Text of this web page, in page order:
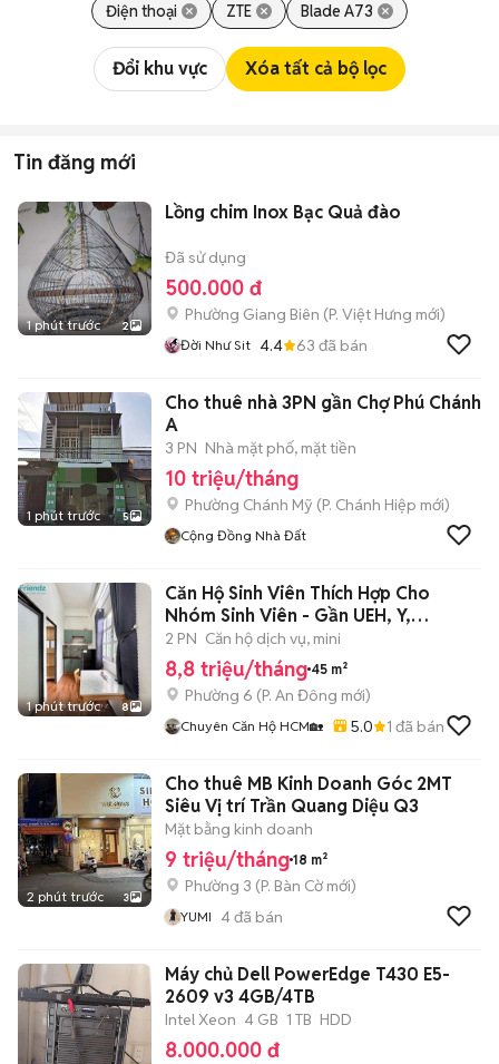
Điện thoại ZTE Blade A73
Đổi khu vực Xóa tất cả bộ lọc
Tin đăng mới
1 phút trước 2
Lồng chim Inox Bạc Quả đào
Đã sử dụng
500.000 đ
Phường Giang Biên (P. Việt Hưng mới)
Đời Như Sit 4.4 63 đã bán
1 phút trước 5
Cho thuê nhà 3PN gần Chợ Phú Chánh
A
3 PN Nhà mặt phố, mặt tiền
10 triệu/tháng
Phường Chánh Mỹ (P. Chánh Hiệp mới)
Cộng Đồng Nhà Đất
1 phút trước 8
Căn Hộ Sinh Viên Thích Hợp Cho
Nhóm Sinh Viên - Gần UEH, Y,
SGU,KHTN
2 PN Căn hộ dịch vụ, mini
8,8 triệu/tháng 45 m²
Phường 6 (P. An Đông mới)
Chuyên Căn Hộ HCM🏡 5.0 1 đã bán
2 phút trước 3
Cho thuê MB Kinh Doanh Góc 2MT
Siêu Vị trí Trần Quang Diệu Q3
Mặt bằng kinh doanh
9 triệu/tháng 18 m²
Phường 3 (P. Bàn Cờmới)
YUMI 4đã bán
Máy chủ Dell PowerEdge T430 E5-
2609 v3 4GB/4TB
Intel Xeon 4 GB 1 TB HDD
8.000.000 đ